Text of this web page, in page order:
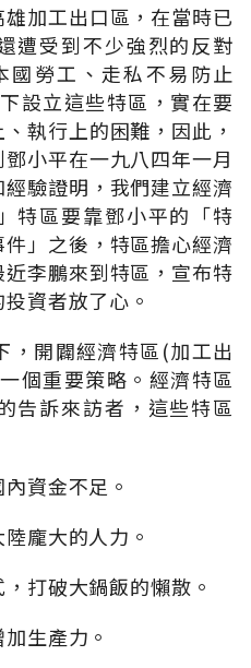
加工出口區，在當時已
遭受到不少強烈的反對
國勞工、走私不易防止
設立這些特區，實在要
執行上的困難，因此，
小平在一九八四年一月
驗證明，我們建立經濟
特區要靠鄧小平的「特
」之後，特區擔心經濟
李鵬來到特區，宣布特
資者放了心。
，開闢經濟特區(加工出
個重要策略。經濟特區
告訴來訪者，這些特區
資金不足。
龐大的人力。
打破大鍋飯的懶散。
生產力。